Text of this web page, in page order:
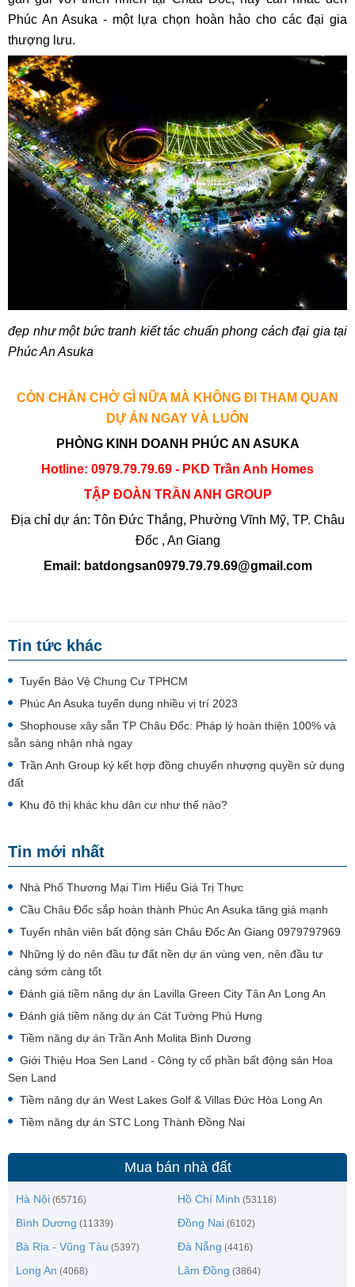
Phúc An Asuka - một lựa chọn hoàn hảo cho các đại gia
thượng lưu.
đẹp như một bức tranh kiết tác chuẩn phong cách đại gia tại
Phúc An Asuka
CÒN CHẦN CHỜ GÌ NỮA MÀ KHÔNG ĐI THAM QUAN
DỰ ÁN NGAY VÀ LUÔN
PHÒNG KINH DOANH PHÚC AN ASUKA
Hotline: 0979.79.79.69 - PKD Trần Anh Homes
TẬP ĐOÀN TRẦN ANH GROUP
Địa chỉ dự án: Tôn Đức Thắng, Phường Vĩnh Mỹ, TP. Châu
Đốc , An Giang
Email: batdongsan0979.79.79.69@gmail.com
Tin tức khác
Tuyển Bảo Vệ Chung Cư TPHCM
Phúc An Asuka tuyển dụng nhiều vị trí 2023
Shophouse xây sẵn TP Châu Đốc: Pháp lý hoàn thiện 100% và
sẵn sàng nhận nhà ngay
Trần Anh Group ký kết hợp đồng chuyển nhượng quyền sử dụng
đất
Khu đô thị khác khu dân cư như thế nào?
Tin mới nhất
Nhà Phố Thương Mại Tìm Hiểu Giá Trị Thực
Cầu Châu Đốc sắp hoàn thành Phúc An Asuka tăng giá mạnh
Tuyển nhân viên bất động sản Châu Đốc An Giang 0979797969
Những lý do nên đầu tư đất nền dự án vùng ven, nên đầu tư
càng sớm càng tốt
Đánh giá tiềm năng dự án Lavilla Green City Tân An Long An
Đánh giá tiềm năng dự án Cát Tường Phú Hưng
Tiềm năng dự án Trần Anh Molita Bình Dương
Giới Thiệu Hoa Sen Land - Công ty cổ phần bất động sản Hoa
Sen Land
Tiềm năng dự án West Lakes Golf & Villas Đức Hòa Long An
Tiềm năng dự án STC Long Thành Đồng Nai
Mua bán nhà đất
Hà Nội (65716) Hồ Chí Minh (53118)
Bình Dương (11339) Đồng Nai (6102)
Bà Rịa - Vũng Tàu (5397) Đà Nẵng (4416)
Long An (4068) Lâm Đồng (3864)